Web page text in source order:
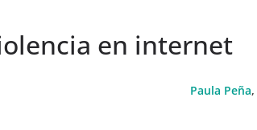
en internet
Paula Peña,